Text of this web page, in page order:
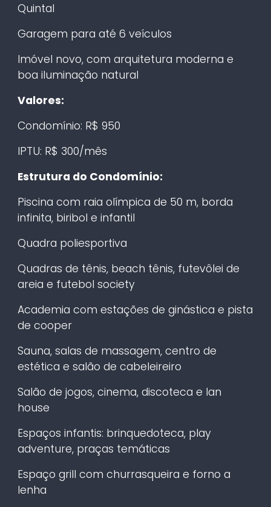
Quintal
Garagem para até 6 veículos
Imóvel novo, com arquitetura moderna e
boa iluminação natural
Valores:
Condomínio: R$ 950
IPTU: R$ 300/mês
Estrutura do Condomínio:
Piscina com raia olímpica de 50 m, borda
infinita, biribol e infantil
Quadra poliesportiva
Quadras de tênis, beach tênis, futevôlei de
areia e futebol society
Academia com estações de ginástica e pista
de cooper
Sauna, salas de massagem, centro de
estética e salão de cabeleireiro
Salão de jogos, cinema, discoteca e lan
house
Espaços infantis: brinquedoteca, play
adventure, praças temáticas
Espaço grill com churrasqueira e forno a
lenha